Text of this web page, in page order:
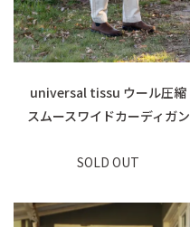
universal tissu ウール圧縮
スムースワイドカーディガン
SOLD OUT